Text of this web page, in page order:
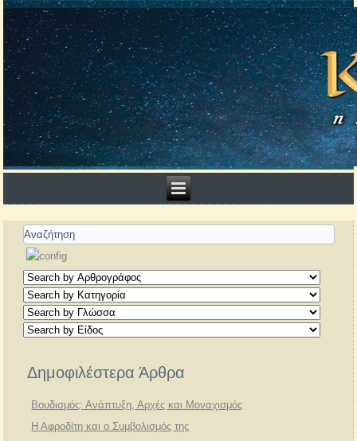
Δημοφιλέστερα Άρθρα
Βουδισμός: Ανάπτυξη, Αρχές και Μοναχισμός
Η Αφροδίτη και ο Συμβολισμός της